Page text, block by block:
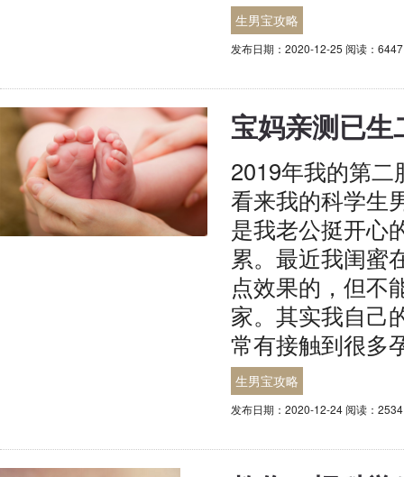
生男宝攻略
发布日期：2020-12-25 阅读：
宝妈亲测已生
2019年我的第
看来我的科学生
是我老公挺开心
累。最近我闺蜜
点效果的，但不
家。其实我自己
常有接触到很多
生男宝攻略
发布日期：2020-12-24 阅读：